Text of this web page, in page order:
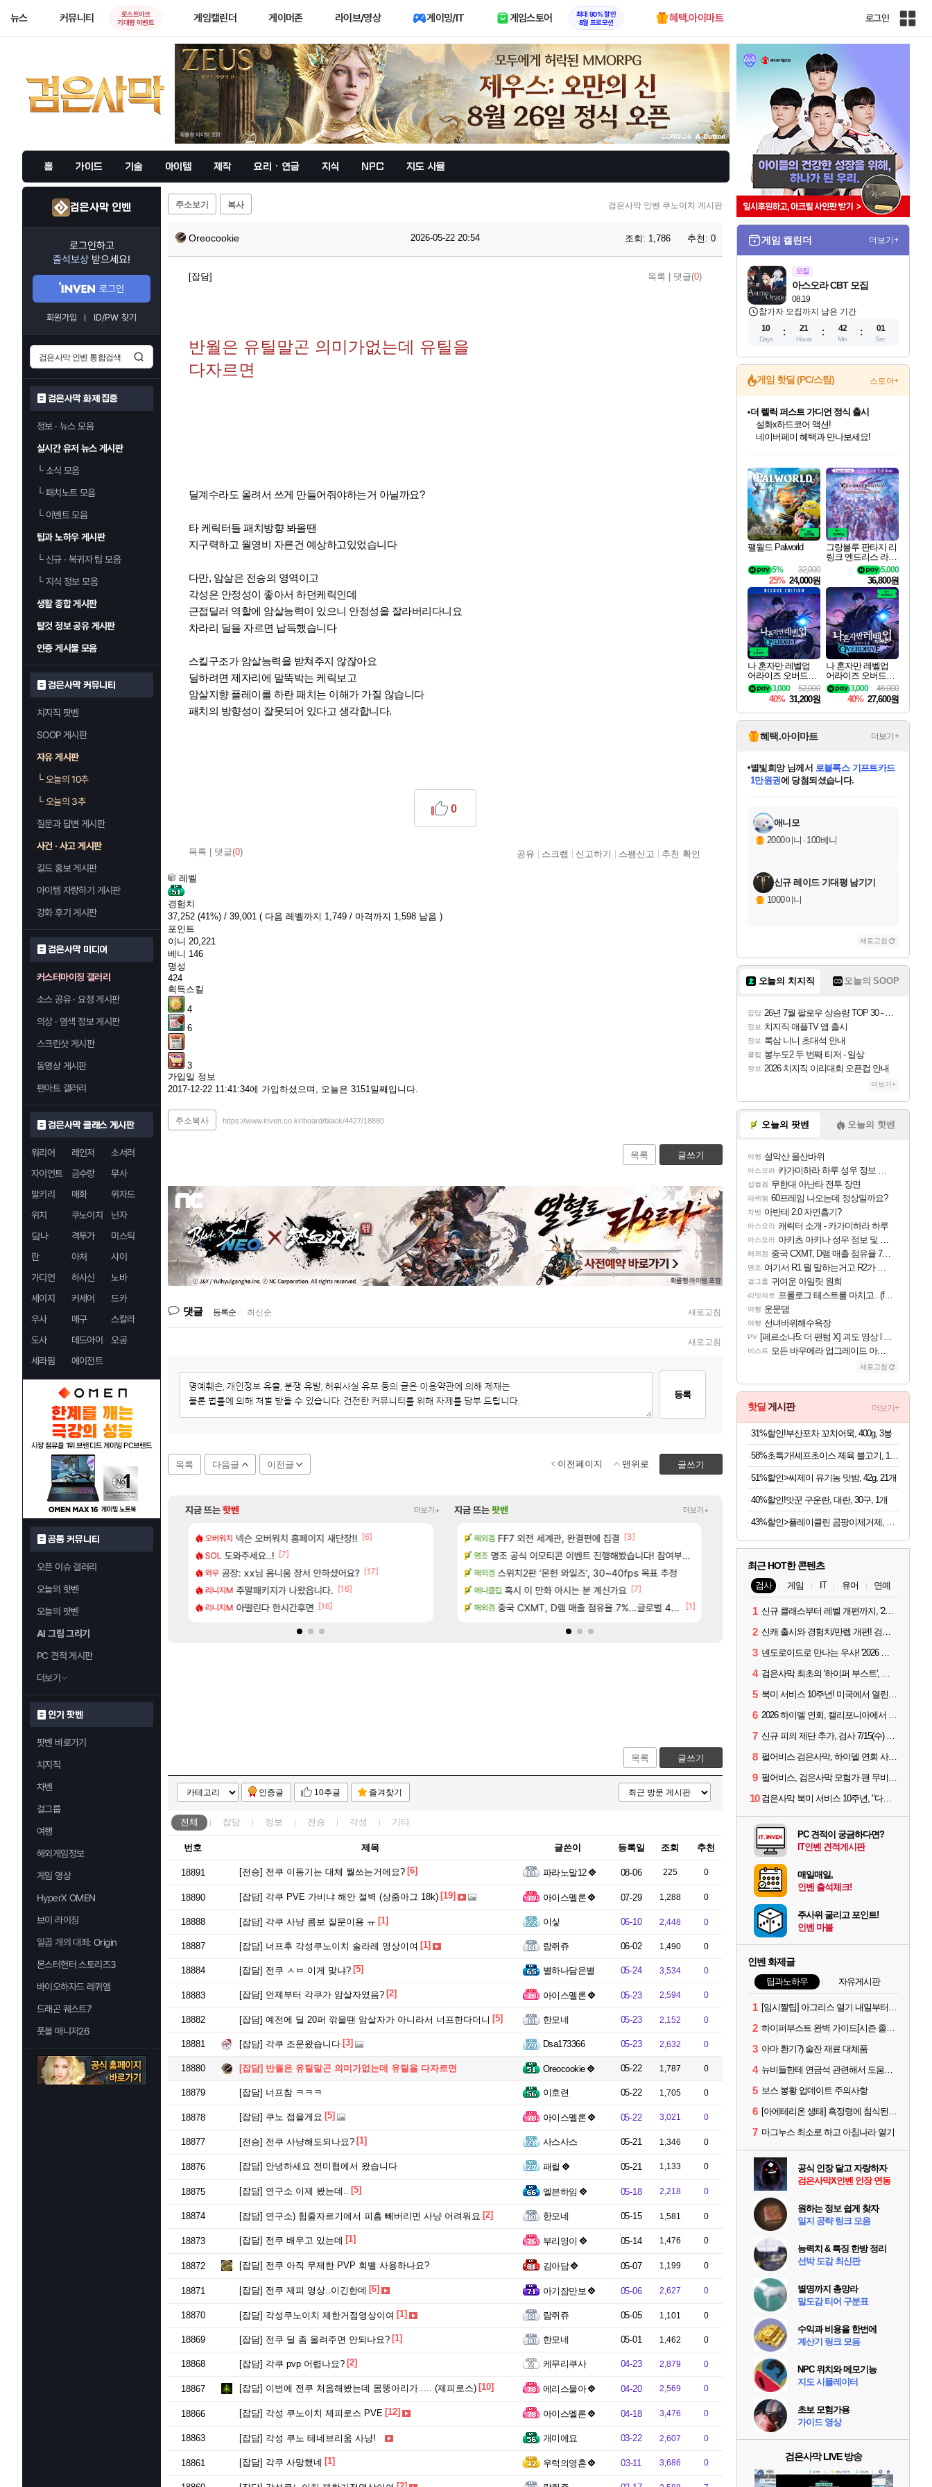
뉴스 커뮤니티
로스트아크
기대평 이벤트
게임캘린더 게이머존 라이브/영상 게이밍/IT 게임스토어
최대 90% 할인
8월 프로모션
혜택.아이마트 로그인
인
홈 가이드 기술 아이템 제작 요리 · 연금 지식 NPC 지도 시뮬
검은사막 인벤
로그인하고
출석보상 받으세요!
로그인
회원가입 ID/PW 찾기
검은사막 화제 집중
정보 · 뉴스 모음
실시간 유저 뉴스 게시판
└소식 모음
└패치노트 모음
└이벤트 모음
팁과 노하우 게시판
└신규 · 복귀자 팁 모음
└지식 정보 모음
생활 종합 게시판
탈것 정보 공유 게시판
인증 게시물 모음
검은사막 커뮤니티
치지직 팟벤
SOOP 게시판
자유 게시판
└오늘의 10추
└오늘의 3추
질문과 답변 게시판
사건 · 사고 게시판
길드 홍보 게시판
아이템 자랑하기 게시판
강화 후기 게시판
검은사막 미디어
커스터마이징 갤러리
소스 공유 · 요청 게시판
의상 · 염색 정보 게시판
스크린샷 게시판
동영상 게시판
팬아트 갤러리
검은사막 클래스 게시판
워리어 레인저
소서러
자이언트
금수랑
무사
발키리
매화
위자드
위치
쿠노이치
닌자
닼나
격투가
미스틱
란
아처
샤이
가디언
하사신
노바
세이지
커세어
드카
우사
매구
스칼라
도사
데드아이
오공
세라핌
에이전트
공통 커뮤니티
오픈 이슈 갤러리
오늘의 핫벤
오늘의 팟벤
AI 그림 그리기
PC 견적 게시판
더보기
인기 팟벤
팟벤 바로가기
치지직
차벤
걸그룹
여행
해외게임정보
게임 영상
HyperX OMEN
브이 라이징
일곱 개의 대죄: Origin
몬스터헌터 스토리즈3
바이오하자드 레퀴엠
드래곤 퀘스트7
풋볼 매니저26
주소보기 복사 검은사막 인벤 쿠노이치 게시판
Oreocookie 2026-05-22 20:54 조회: 1,786 추천: 0
[잡담] 목록 댓글(0)
반월은 유틸말곤 의미가없는데 유틸을
다자르면
딜계수라도 올려서 쓰게 만들어줘야하는거 아닐까요?
타 케릭터들 패치방향 봐올땐
지구력하고 월영비 자른건 예상하고있었습니다
다만, 암살은 전승의 영역이고
각성은 안정성이 좋아서 하던케릭인데
근접딜러 역할에 암살능력이 있으니 안정성을 잘라버리다니요
차라리 딜을 자르면 납득했습니다
스킬구조가 암살능력을 받쳐주지 않잖아요
딜하려면 제자리에 말뚝박는 케릭보고
암살지향 플레이를 하란 패치는 이해가 가질 않습니다
패치의 방향성이 잘못되어 있다고 생각합니다.
목록 댓글(0)
0
공유 스크랩 신고하기 스팸신고 추천 확인
레벨
경험치
37,252 (41%) / 39,001 ( 다음 레벨까지 1,749 / 마격까지 1,598 남음 )
포인트
이니 20,221
베니 146
명성
424
획득스킬
4
6
3
가입일 정보
2017-12-22 11:41:34에 가입하셨으며, 오늘은 3151일째입니다.
주소복사 https://www.inven.co.kr/board/black/4427/18880
목록 글쓰기
댓글 등록순 최신순 새로고침
새로고침
등록
목록 다음글 이전글 글쓰기
이전페이지 맨위로
지금 뜨는핫벤 더보기+
개웃기네 ㅋㅋ [48]
프 클릭 미스낫네 [117]
트 본사에서 연락왔음 [132]
사상 최고의 약코 [45]
진 호날두 노쇼사건의 진실 ㅁㅊㄷㄷㄷㄷ
오버워치 넥슨 오버워치 홈페이지 새단장!! [6]
SOL 도와주세요..! [7]
와우 공장: xx님 옴니움 장서 안하셨어요? [17]
리니지M 주말패키지가 나왔읍니다. [16]
리니지M 아떨린다 한시간후면 [16]
SOL 이제서야 힘들게 50찍고 나가 장궁 받았는데...
검은사막 대충 연구소요약 [5]
검은사막 풍풍풍 군왕주차가 씹이득 가성비라고 ???? [9]
로아 골드 파는 게 왜 쌀숭이임? [196]
메이플 현재 나무위키 실검 1위인 김규원 [84]
메이플 ㅇㅂ)진짜 개웃기네 ㅋㅋ
파리바게트 본사에서 연락왔음
메이플 역사상 최고의 약코 [45]
드디어 밝혀진 호날두 노쇼사건의 진실 ㅁㅊㄷㄷㄷㄷ
지금 뜨는팟벤 더보기+
가 압박, 메인보드값 오르나
3사, 2027년 생산분 완판?
쿠라 마이 성우 정보 및 주요 필모
오라 성우 정보 및 출연작 모음
츠 아키나 성우 정보 및 주요 필모
비스트 모든 성소 위치 공략 (40개) - 귀환한 영혼 도전과제
리밋제로 프롤로그 테스트를 마치고.. (feat. 리아)
비스트 모든 바우에라 업그레이드 아이템 획득 위치 공략 (89개)
아스오라 카가미하라 하루 성우 정보 및 주요 필모
GTA6 8월 28일 넷플릭스에서 예고편 공개 예정
해외겜 FF7 외전 세계관, 완결편에 집결 [3]
명조 명조 공식 이모티콘 이벤트 진행해봤습니다! 참여부터 추첨까지????
해외겜 스위치2판 ‘몬헌 와일즈’, 30~40fps 목표 추정
애니클립 혹시 이 만화 아시는 분 계신가요 [7]
해외겜 중국 CXMT, D램 매출 점유율 7%…글로벌 4위로 부상 [1]
해외겜 AI발 원가 압박, 메인보드값 오르나
아스오라 아사쿠라 마이 성우 정보 및 주요 필모
아스오라 아스오라 성우 정보 및 출연작 모음
아스오라 아키츠 아키나 성우 정보 및 주요 필모
목록 글쓰기
인증글 10추글 즐겨찾기
전체 잡담 정보 전승 각성 기타
번호 제목 글쓴이 등록일 조회 추천
18891 [전승] 전쿠 이동기는 대체 뭘쓰는거에요? [6] 파라노말12 08-06 225 0
18890 [잡담] 각쿠 PVE 가비냐 해안 절벽 (상줌아그 18k) [19] 아이스멜론 07-29 1,288 0
18888 [잡담] 각쿠 사냥 콤보 질문이용 ㅠ [1] 이싷 06-10 2,448 0
18887 [잡담] 너프후 각성쿠노이치 솔라레 영상이여 [1] 람쥐쥬 06-02 1,490 0
18884 [잡담] 전쿠 ㅅㅂ 이게 맞냐? [5] 별하나담은별 05-24 3,534 0
18883 [잡담] 언제부터 각쿠가 암살자였음? [2] 아이스멜론 05-23 2,594 0
18882 [잡담] 예전에 딜 20퍼 깎을땐 암살자가 아니라서 너프한다더니 [5] 한모네 05-23 2,152 0
18881 [잡담] 각쿠 조문왔습니다 [3] Dsa173366 05-23 2,632 0
18880 [잡담] 반월은 유틸말곤 의미가없는데 유틸을 다자르면 Oreocookie 05-22 1,787 0
18879 [잡담] 너프참 ㅋㅋㅋ 이호련 05-22 1,705 0
18878 [잡담] 쿠노 접을게요 [5] 아이스멜론 05-22 3,021 0
18877 [전승] 전쿠 사냥해도되나요? [1] 사스사스 05-21 1,346 0
18876 [잡담] 안녕하세요 전미협에서 왔습니다 패릴 05-21 1,133 0
18875 [잡담] 연구소 이제 봤는데.. [5] 엘븐하임 05-18 2,218 0
18874 [잡담] 연구소) 힘줄자르기에서 피흡 빼버리면 사냥 어려워요 [2] 한모네 05-15 1,581 0
18873 [잡담] 전쿠 배우고 있는데 [1] 부리영이 05-14 1,476 0
18872 [잡담] 전쿠 아직 무제한 PVP 회밸 사용하나요? 김아담 05-07 1,199 0
18871 [잡담] 전쿠 제피 영상..이긴한데 [6] 아기잠만보 05-06 2,627 0
18870 [잡담] 각성쿠노이치 제한거점영상이여 [1] 람쥐쥬 05-05 1,101 0
18869 [잡담] 전쿠 딜 좀 올려주면 안되나요? [1] 한모네 05-01 1,462 0
18868 [잡담] 각쿠 pvp 어렵나요? [2] 케무리쿠사 04-23 2,879 0
18867 [잡담] 이번에 전쿠 처음해봤는데 몸뚱아리가..... (제피로스) [10] 에리스물아 04-20 2,569 0
18866 [잡담] 각성 쿠노이치 제피로스 PVE [12] 아이스멜론 04-18 3,476 0
18863 [잡담] 각성 쿠노 테네브리움 사냥! 개미에요 03-22 2,607 0
18861 [잡담] 각쿠 사망했네 [1] 우럭의영혼 03-11 3,686 0
게임 캘린더 더보기+
모집
08.19
아스오라 CBT 모집
참가자 모집까지 남은 기간
10
Days
21
Hours
42
Min
00
Sec
게임 핫딜 (PC/스팀) 스토어+
최대 90% 할인가를 만나보세요!
네이버혜택과 함께 만나보세요!
50%할인&추가 적립까지!
네이버 포인트 혜택까지!
이니&베니 혜택까지!
네이버 혜택가와 함께 예약하세요!
할인&네이버혜택으로 만나보세요!
더 렐릭 퍼스트 가디언 정식 출시
설화x하드코어 액션!
네이버페이 혜택과 만나보세요!
40주년 프로모션으로 만나보세요!
할인가에 만나보세요!
일부 에디션 상시 할인!
혜택으로 예약 판매 중
편안하게 충전하세요
팰월드 Palworld
32,000
5%
25% 24,000원
그랑블루 판타지 리
링크 엔드리스 라그
나로크 업그레이드
킷 Granblue Fantasy
Relink Endless Ragn
arok Upgrade Kit DL
C
5,000
36,800원
나 혼자만 레벨업
어라이즈 오버드라
이브 디럭스 에디션
Solo Leveling Arise
Overdrive Deluxe Edi
tion
52,000
3,000
40% 31,200원
나 혼자만 레벨업
어라이즈 오버드라
이브 Solo Leveling A
rise
46,000
3,000
40% 27,600원
혜택.아이마트 더보기+
교환.
당첨되셨습니다.
당첨되셨습니다.
당첨되셨습니다.
별빛희망님께서 로블록스 기프트카드
1만원권에 당첨되셨습니다.
당첨되셨습니다.
당첨되셨습니다.
당첨되셨습니다.
당첨되셨습니다.
에디션 (스팀코드)
당첨되셨습니다.
애니모
2000이니 · 100베니
신규 레이드 기대평 남기기
1000이니
새로고침
오늘의 치지직 오늘의 SOOP
잡담 26년 7월 팔로우 상승량 TOP 30 - 월간 치지직
정보 치지직 애플TV 앱 출시
정보 룩삼 니니 초대석 안내
클립 봉누도2 두 번째 티저 - 일상
정보 2026 치지직 이리대회 오픈컵 안내
더보기+
오늘의 팟벤 오늘의 핫벤
여행 설악산 울산바위
아스오라 카가미하라 하루 성우 정보 및 주요 필모
섭컬겜 무한대 아난타 전투 장면
레퀴엠 60프레임 나오는데 정상일까요?
차벤 아반테 2.0 자연흡기?
아스오라 캐릭터 소개 - 카가미하라 하루
아스오라 아키츠 아키나 성우 정보 및 주요 필모
해외겜 중국 CXMT, D램 매출 점유율 7%…글로벌 4위로 부상
명조 여기서 R1 뭘 말하는거고 R2가 뭘말하는걸까요?
걸그룹 귀여운 아일릿 원희
리밋제로 프롤로그 테스트를 마치고.. (feat. 리아)
여행 운문댐
여행 선녀바위해수욕장
PV [페르소나5: 더 팬텀 X] 괴도 영상 l 타카마키 안·댄싱 스타
비스트 모든 바우에라 업그레이드 아이템 획득 위치 공략 (89개)
새로고침
핫딜 게시판 더보기+
31%할인!부산포차 꼬치어묵, 400g, 3봉
51%할인>씨제이 유기농 맛밤, 42g, 21개
40%할인!맛꾼 구운란, 대란, 30구, 1개
43%할인>플레이클린 곰팡이제거제, 500ml, 1개
최근 HOT한 콘텐츠
검사 게임 IT 유머 연예
1 신규 클래스부터 레벨 개편까지, '2026 검은사막 하이델 연회' 총정리
2 신캐 출시와 경험치/만렙 개편! 검사 2026 하이델 연회 모아보기
3 넨도로이드로 만나는 우사! '2026 하이델 연회' 막바지 깜짝 공개
4 검은사막 최초의 '하이퍼 부스트', 직접 해봤습니다
5 북미 서비스 10주년! 미국에서 열린 '검은사막 하이델 연회'
6 2026 하이델 연회, 캘리포니아에서 개최
7 신규 피의 제단 추가, 검사 7/15(수) 패치 핵심 정리
8 펄어비스 검은사막, 하이델 연회 사전 이벤트 시작
9 펄어비스, 검은사막 모험가 팬 무비 '마디걸스' 글로벌 상영회 개최
10 검은사막 북미 서비스 10주년, "다음 10년도 우리만의 액션으로"
PC 견적이 궁금하다면?
IT인벤 견적게시판
매일매일,
인벤 출석체크!
주사위 굴리고 포인트!
인벤 마블
인벤 화제글
팁과노하우 자유게시판
1 [임시짤팁] 아그리스 열기 내일부터 꺼봅시다.
2 하이퍼부스트 완벽 가이드[시즌 졸업 부터 공방합 750까지] _ 21시간 26분 컷 성장 꿀팁 총 정리
3 아마 환기?) 술잔 재료 대체품
4 뉴비들한테 연금석 관련해서 도움이 될까해서..(벨의심장 등)
5 보스 봉황 업데이트 주의사항
6 [아에테리온 생태] 흑정령에 침식된 검사/용병
7 마그누스 최소로 하고 아침나라 열기
공식 인장 달고 자랑하자
검은사막X인벤 인장 연동
원하는 정보 쉽게 찾자
일지 공략 링크 모음
능력치 & 특징 한방 정리
선박 도감 최신판
별명까지 총망라
말도감 티어 구분표
수익과 비용을 한번에
계산기 링크 모음
NPC 위치와 메모기능
지도 시뮬레이터
초보 모험가용
가이드 영상
검은사막 LIVE 방송